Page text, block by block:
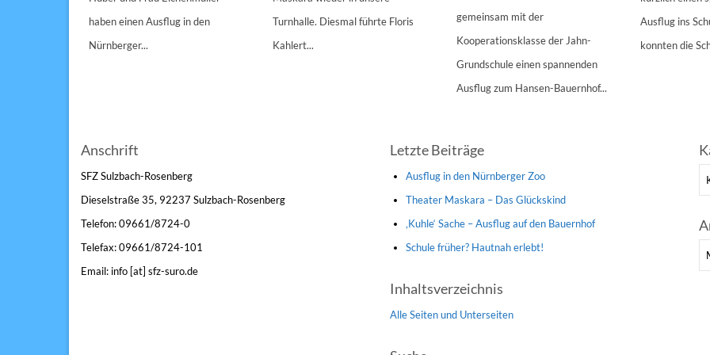
haben einen Ausflug in den
Nürnberger...
Turnhalle. Diesmal führte Floris
Kahlert...
gemeinsam mit der
Kooperationsklasse der Jahn-
Grundschule einen spannenden
Ausflug zum Hansen-Bauernhof...
Ausflug ins
konnten die
Anschrift
SFZ Sulzbach-Rosenberg
Dieselstraße 35, 92237 Sulzbach-Rosenberg
Telefon: 09661/8724-0
Telefax: 09661/8724-101
Email: info [at] sfz-suro.de
Letzte Beiträge
Ausflug in den Nürnberger Zoo
Theater Maskara – Das Glückskind
‚Kuhle‘ Sache – Ausflug auf den Bauernhof
Schule früher? Hautnah erlebt!
Inhaltsverzeichnis
Alle Seiten und Unterseiten